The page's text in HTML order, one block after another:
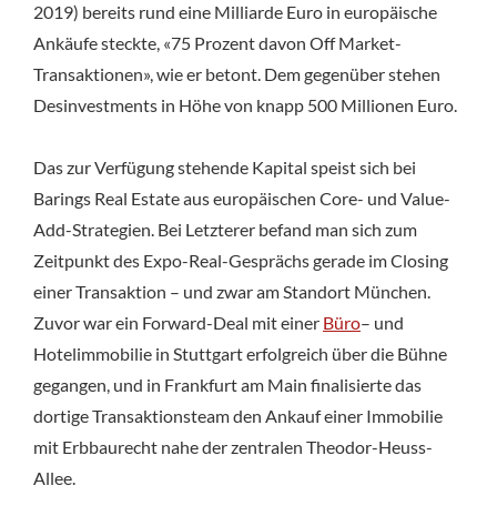
2019) bereits rund eine Milliarde Euro in europäische
Ankäufe steckte, «75 Prozent davon Off Market-
Transaktionen», wie er betont. Dem gegenüber stehen
Desinvestments in Höhe von knapp 500 Millionen Euro.
Das zur Verfügung stehende Kapital speist sich bei
Barings Real Estate aus europäischen Core- und Value-
Add-Strategien. Bei Letzterer befand man sich zum
Zeitpunkt des Expo-Real-Gesprächs gerade im Closing
einer Transaktion – und zwar am Standort München.
Zuvor war ein Forward-Deal mit einer Büro– und
Hotelimmobilie in Stuttgart erfolgreich über die Bühne
gegangen, und in Frankfurt am Main finalisierte das
dortige Transaktionsteam den Ankauf einer Immobilie
mit Erbbaurecht nahe der zentralen Theodor-Heuss-
Allee.